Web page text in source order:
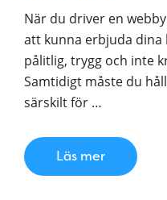
När du driver en
att kunna erbjuda
pålitlig, trygg och inte
Samtidigt måste du
särskilt för …
Läs mer